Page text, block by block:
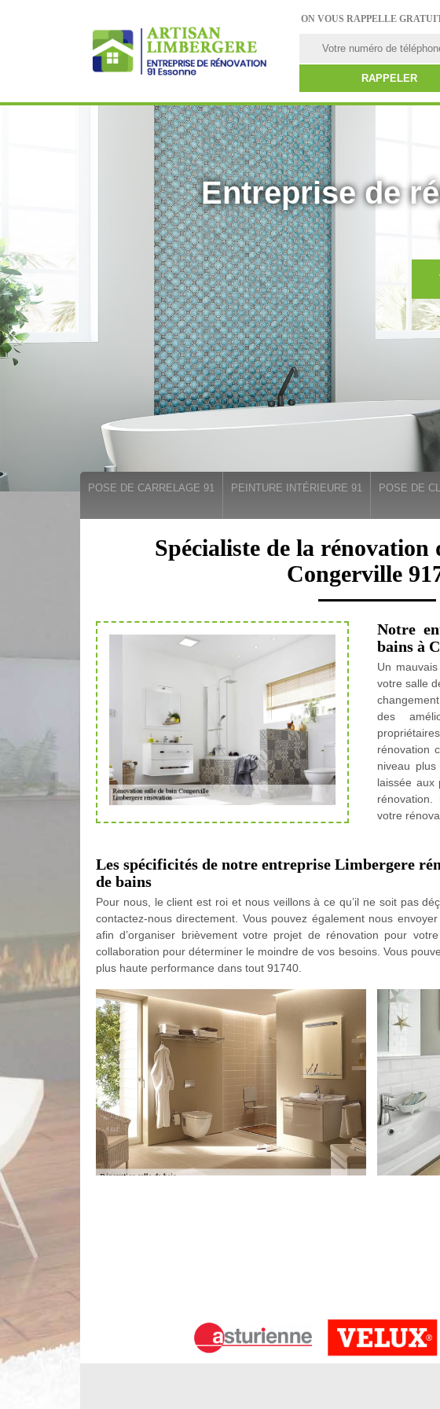
ON VOUS RAPPELLE
Entreprise de
POSE DE CARRELAGE 91 PEINTURE INTÉRIEURE 91 POSE DE
Spécialiste de la rénovation
Congerville
Notre
bains à
Un
votre salle
des
rénovation
niveau
laissée aux
votre
Les spécificités de notre entreprise Limbergere
de bains
Pour nous, le client est roi et nous veillons à ce qu’il ne soit pas
contactez-nous directement. Vous pouvez également nous
afin d’organiser brièvement votre projet de rénovation pour
collaboration pour déterminer le moindre de vos besoins. Vous
plus haute performance dans tout 91740.
notre travail récent en faisant défiler cette page. Vous
Les travaux de changement des carrelages dans
Les carrelages sont des revêtements indispensables pour un